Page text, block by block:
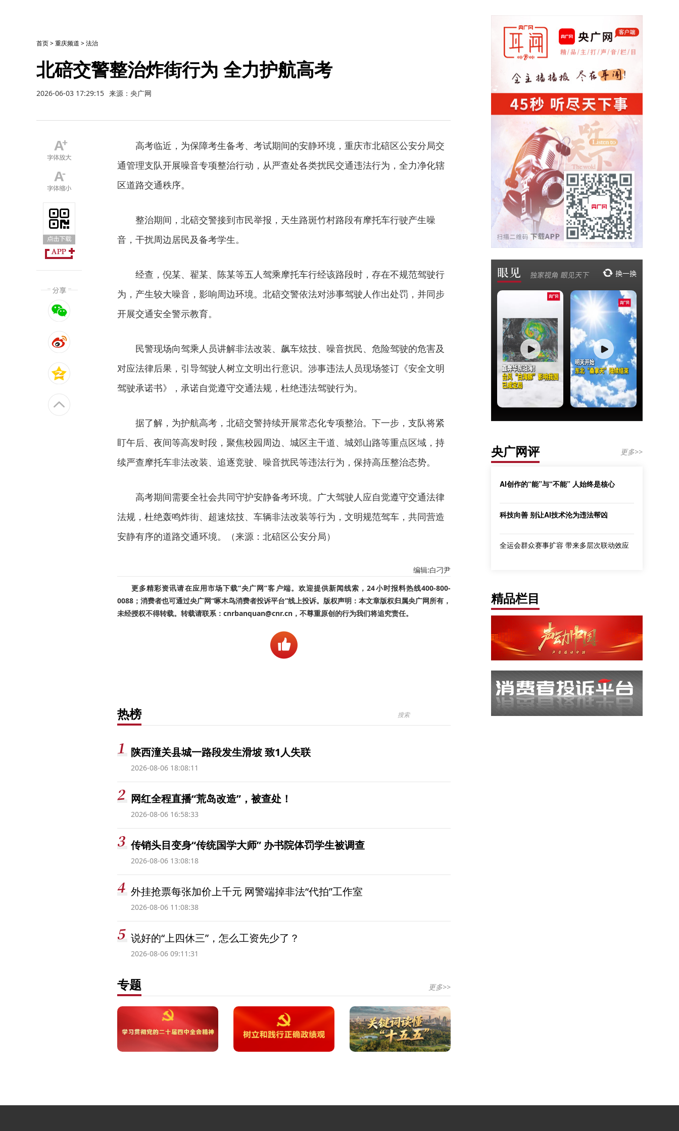
首页>重庆频道 >法治
北碚交警整治炸街行为 全力护航高考
2026-06-03 17:29:15 来源：央广网
高考临近，为保障考生备考、考试期间的安静环境，重庆市北碚区公安分局交
通管理支队开展噪音专项整治行动，从严查处各类扰民交通违法行为，全力净化辖
区道路交通秩序。
整治期间，北碚交警接到市民举报，天生路斑竹村路段有摩托车行驶产生噪
音，干扰周边居民及备考学生。
经查，倪某、翟某、陈某等五人驾乘摩托车行经该路段时，存在不规范驾驶行
为，产生较大噪音，影响周边环境。北碚交警依法对涉事驾驶人作出处罚，并同步
开展交通安全警示教育。
民警现场向驾乘人员讲解非法改装、飙车炫技、噪音扰民、危险驾驶的危害及
对应法律后果，引导驾驶人树立文明出行意识。涉事违法人员现场签订《安全文明
驾驶承诺书》，承诺自觉遵守交通法规，杜绝违法驾驶行为。
据了解，为护航高考，北碚交警持续开展常态化专项整治。下一步，支队将紧
盯午后、夜间等高发时段，聚焦校园周边、城区主干道、城郊山路等重点区域，持
续严查摩托车非法改装、追逐竞驶、噪音扰民等违法行为，保持高压整治态势。
高考期间需要全社会共同守护安静备考环境。广大驾驶人应自觉遵守交通法律
法规，杜绝轰鸣炸街、超速炫技、车辆非法改装等行为，文明规范驾车，共同营造
安静有序的道路交通环境。（来源：北碚区公安分局）
编辑:白刁尹
更多精彩资讯请在应用市场下载“央广网”客户端。欢迎提供新闻线索，24小时报料热线400-800-
0088；消费者也可通过央广网“啄木鸟消费者投诉平台”线上投诉。版权声明：本文章版权归属央广网所有，
未经授权不得转载。转载请联系：cnrbanquan@cnr.cn，不尊重原创的行为我们将追究责任。
热榜
陕西潼关县城一路段发生滑坡 致1人失联
2026-08-06 18:08:11
网红全程直播“荒岛改造”，被查处！
2026-08-06 16:58:33
传销头目变身“传统国学大师” 办书院体罚学生被调查
2026-08-06 13:08:18
外挂抢票每张加价上千元 网警端掉非法“代拍”工作室
2026-08-06 11:08:38
说好的“上四休三”，怎么工资先少了？
2026-08-06 09:11:31
专题 更多>>
央广网评 更多>>
AI创作的“能”与“不能” 人始终是核心
科技向善 别让AI技术沦为违法帮凶
全运会群众赛事扩容 带来多层次联动效应
精品栏目